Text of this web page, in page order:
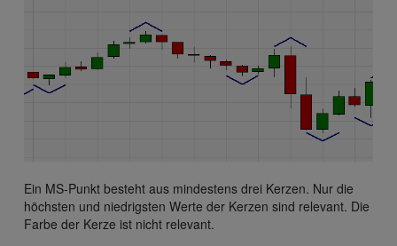
Ein MS-Punkt besteht aus mindestens drei Kerzen. Nur die
höchsten und niedrigsten Werte der Kerzen sind relevant. Die
Farbe der Kerze ist nicht relevant.